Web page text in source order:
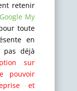
retenir
Google My
toute
en
pas déjà
sur
pouvoir
et